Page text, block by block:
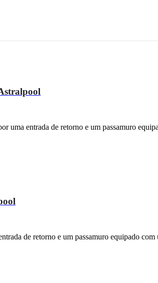
uma entrada de retorno e um passamuro
de retorno e um passamuro equipado